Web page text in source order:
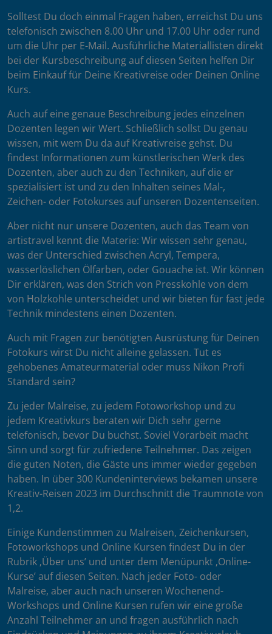
Solltest Du doch einmal Fragen haben, erreichst Du uns
telefonisch zwischen 8.00 Uhr und 17.00 Uhr oder rund
um die Uhr per E-Mail. Ausführliche Materiallisten direkt
bei der Kursbeschreibung auf diesen Seiten helfen Dir
beim Einkauf für Deine Kreativreise oder Deinen Online
Kurs.
Auch auf eine genaue Beschreibung jedes einzelnen
Dozenten legen wir Wert. Schließlich sollst Du genau
wissen, mit wem Du da auf Kreativreise gehst. Du
findest Informationen zum künstlerischen Werk des
Dozenten, aber auch zu den Techniken, auf die er
spezialisiert ist und zu den Inhalten seines Mal-,
Zeichen- oder Fotokurses auf unseren Dozentenseiten.
Aber nicht nur unsere Dozenten, auch das Team von
artistravel kennt die Materie: Wir wissen sehr genau,
was der Unterschied zwischen Acryl, Tempera,
wasserlöslichen Ölfarben, oder Gouache ist. Wir können
Dir erklären, was den Strich von Presskohle von dem
von Holzkohle unterscheidet und wir bieten für fast jede
Technik mindestens einen Dozenten.
Auch mit Fragen zur benötigten Ausrüstung für Deinen
Fotokurs wirst Du nicht alleine gelassen. Tut es
gehobenes Amateurmaterial oder muss Nikon Profi
Standard sein?
Zu jeder Malreise, zu jedem Fotoworkshop und zu
jedem Kreativkurs beraten wir Dich sehr gerne
telefonisch, bevor Du buchst. Soviel Vorarbeit macht
Sinn und sorgt für zufriedene Teilnehmer. Das zeigen
die guten Noten, die Gäste uns immer wieder gegeben
haben. In über 300 Kundeninterviews bekamen unsere
Kreativ-Reisen 2023 im Durchschnitt die Traumnote von
1,2.
Einige Kundenstimmen zu Malreisen, Zeichenkursen,
Fotoworkshops und Online Kursen findest Du in der
Rubrik ‚Über uns’ und unter dem Menüpunkt ‚Online-
Kurse’ auf diesen Seiten. Nach jeder Foto- oder
Malreise, aber auch nach unseren Wochenend-
Workshops und Online Kursen rufen wir eine große
Anzahl Teilnehmer an und fragen ausführlich nach